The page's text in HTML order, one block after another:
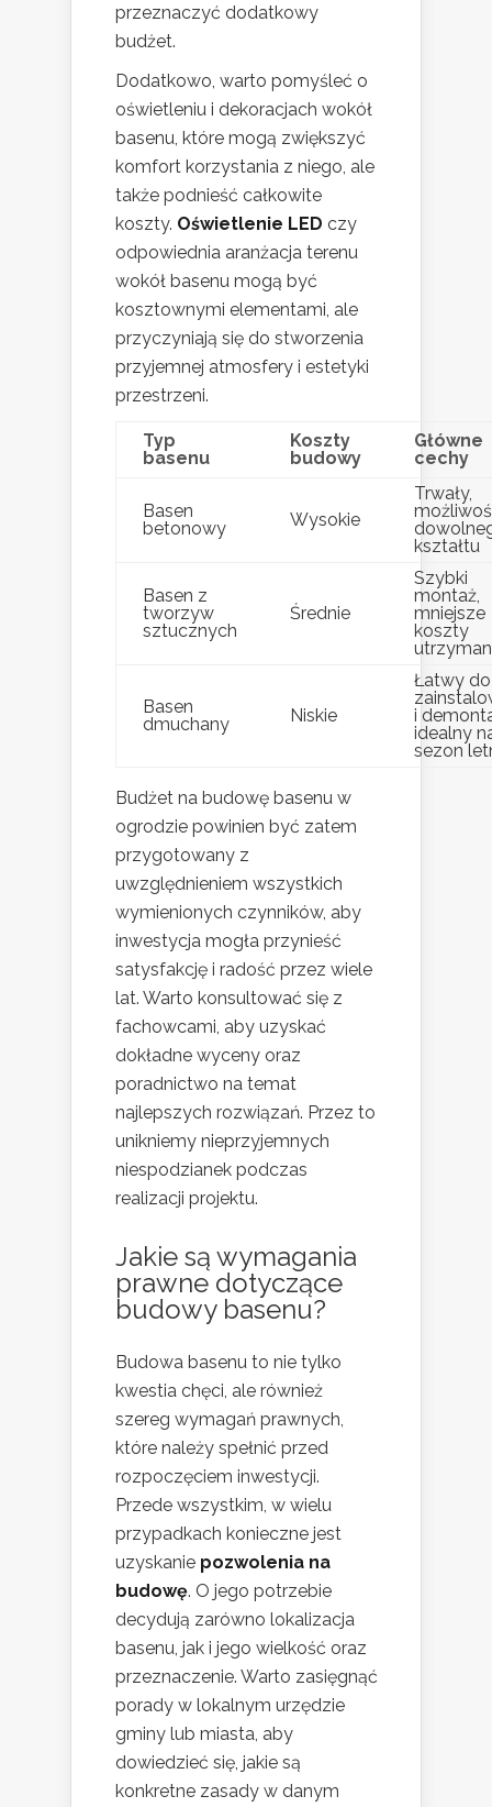
przeznaczyć dodatkowy
budżet.
Dodatkowo, warto pomyśleć o
oświetleniu i dekoracjach wokół
basenu, które mogą zwiększyć
komfort korzystania z niego, ale
także podnieść całkowite
koszty. Oświetlenie LED czy
odpowiednia aranżacja terenu
wokół basenu mogą być
kosztownymi elementami, ale
przyczyniają się do stworzenia
przyjemnej atmosfery i estetyki
przestrzeni.
Typ
basenu
Koszty
budowy
Główne
cechy
Basen
betonowy
Wysokie
Trwały,
kształtu
Basen z
tworzyw
sztucznych
Średnie
Szybki
montaż,
mniejsze
koszty
Basen
dmuchany
Niskie
Łatwy do
i
idealny
sezon
Budżet na budowę basenu w
ogrodzie powinien być zatem
przygotowany z
uwzględnieniem wszystkich
wymienionych czynników, aby
inwestycja mogła przynieść
satysfakcję i radość przez wiele
lat. Warto konsultować się z
fachowcami, aby uzyskać
dokładne wyceny oraz
poradnictwo na temat
najlepszych rozwiązań. Przez to
unikniemy nieprzyjemnych
niespodzianek podczas
realizacji projektu.
Jakie są wymagania
prawne dotyczące
budowy basenu?
Budowa basenu to nie tylko
kwestia chęci, ale również
szereg wymagań prawnych,
które należy spełnić przed
rozpoczęciem inwestycji.
Przede wszystkim, w wielu
przypadkach konieczne jest
uzyskanie pozwolenia na
budowę. O jego potrzebie
decydują zarówno lokalizacja
basenu, jak i jego wielkość oraz
przeznaczenie. Warto zasięgnąć
porady w lokalnym urzędzie
gminy lub miasta, aby
dowiedzieć się, jakie są
konkretne zasady w danym